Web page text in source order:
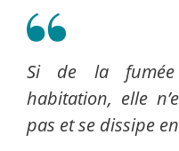
Si de la
habitation, elle
pas et se dissipe